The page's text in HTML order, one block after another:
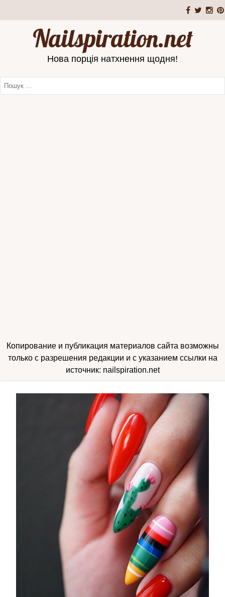
Nailspiration.net
Нова порція натхнення щодня!
Копирование и публикация материалов сайта возможны
только с разрешения редакции и с указанием ссылки на
источник: nailspiration.net